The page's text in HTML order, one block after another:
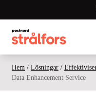
Hem / Lösningar /
Data Enhancement Service